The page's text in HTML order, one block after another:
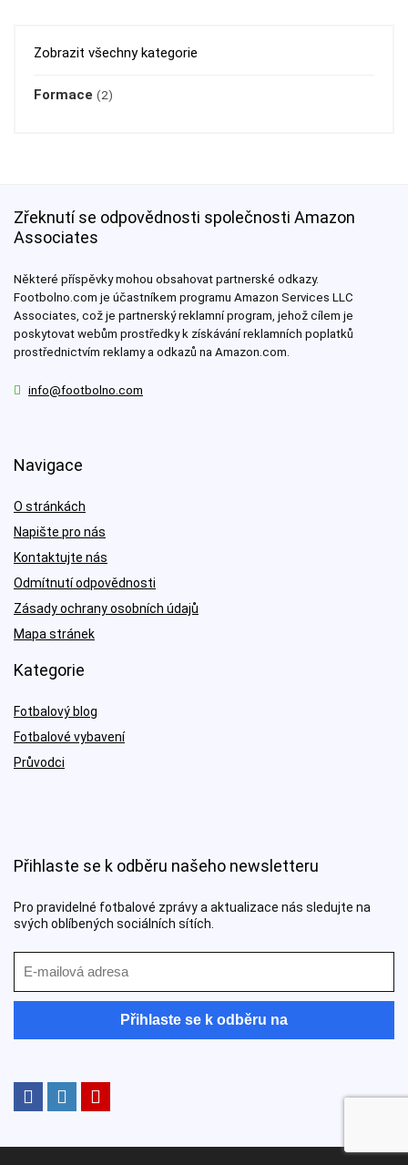
Zobrazit všechny kategorie
Formace (2)
Zřeknutí se odpovědnosti společnosti Amazon
Associates
Některé příspěvky mohou obsahovat partnerské odkazy.
Footbolno.com je účastníkem programu Amazon Services LLC
Associates, což je partnerský reklamní program, jehož cílem je
poskytovat webům prostředky k získávání reklamních poplatků
prostřednictvím reklamy a odkazů na Amazon.com.
info@footbolno.com
Navigace
O stránkách
Napište pro nás
Kontaktujte nás
Odmítnutí odpovědnosti
Zásady ochrany osobních údajů
Mapa stránek
Kategorie
Fotbalový blog
Fotbalové vybavení
Průvodci
Přihlaste se k odběru našeho newsletteru
Pro pravidelné fotbalové zprávy a aktualizace nás sledujte na
svých oblíbených sociálních sítích.